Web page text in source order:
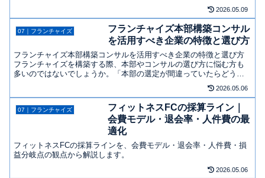
2026.05.09
07｜フランチャイズ
フランチャイズ本部構築コンサル
を活用すべき企業の特徴と選び方
フランチャイズ本部構築コンサルを活用すべき企業の特徴と選び方
フランチャイズを構築する際、本部やコンサルの選び方に悩む方も
多いのではないでしょうか。「本部の選定が間違っていたらどうし
よう…」「コンサルタントに依頼する価値は本当にあるのか
2026.05.06
07｜フランチャイズ
フィットネスFCの採算ライン｜
会費モデル・退会率・人件費の最
適化
フィットネスFCの採算ラインを、会費モデル・退会率・人件費・損
益分岐点の観点から解説します。
2026.05.06